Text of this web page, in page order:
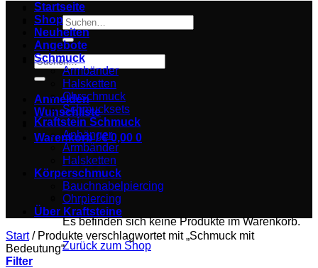
Suchen
nach:
Suchen
nach:
Anmelden
Wunschliste
Warenkorb /€0,00 0
Es befinden sich keine Produkte im Warenkorb.
Zurück zum Shop
Startseite
Shop
Neuheiten
Angebote
Schmuck
Armbänder
Halsketten
Ohrschmuck
Schmucksets
Kraftstein Schmuck
Anhänger
Armbänder
Halsketten
Körperschmuck
Bauchnabelpiercing
Ohrpiercing
Über Kraftsteine
Start /Produkte verschlagwortet mit „Schmuck mit
Bedeutung“
Filter